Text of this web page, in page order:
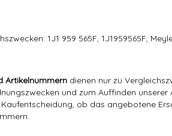
1J1 959 565F, 1J1959565F,
Artikelnummern dienen nur zu
und zum Auffinden
ob das angebotene